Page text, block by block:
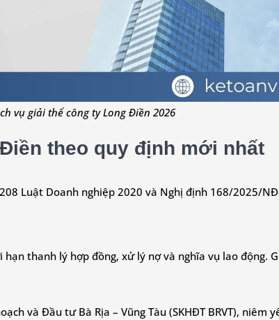
vụ giải thể công ty Long Điền 2026
theo quy định mới nhất
Luật Doanh nghiệp 2020 và Nghị định 168/2025/
thanh lý hợp đồng, xử lý nợ và nghĩa vụ lao động.
và Đầu tư Bà Rịa – Vũng Tàu (SKHĐT BRVT),